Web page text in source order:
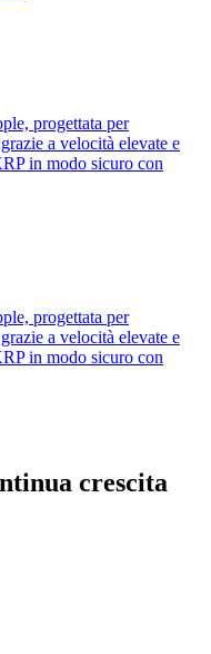
progettata per
a velocità elevate e
in modo sicuro con
progettata per
a velocità elevate e
in modo sicuro con
crescita